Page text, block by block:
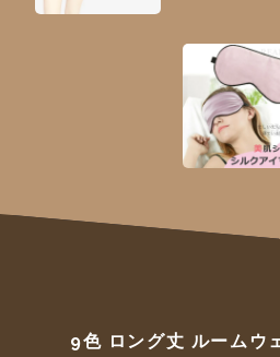
9色 ロング丈 ルームウ